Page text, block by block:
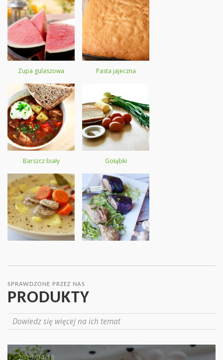
Zupa gulaszowa Pasta jajeczna
Barszcz biały Gołąbki
SPRAWDZONE PRZEZ NAS
PRODUKTY
Dowiedz się więcej na ich temat
2019/05/16
2019/04/18
2019/04/17